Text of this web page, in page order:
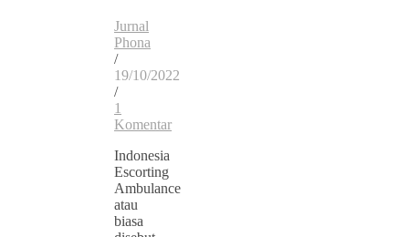
Jurnal
Phona
/
19/10/2022
/
1
Komentar
Indonesia
Escorting
Ambulance
atau
biasa